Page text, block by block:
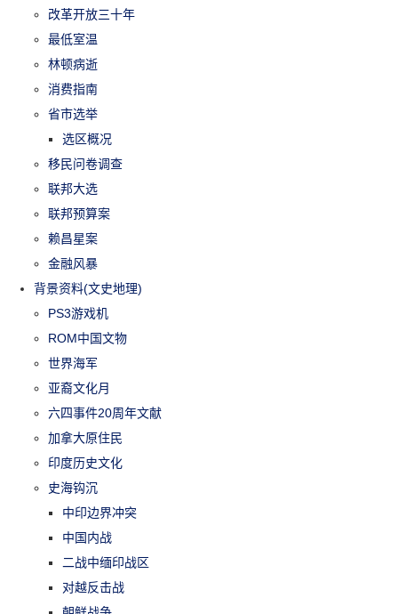
改革开放三十年
最低室温
林顿病逝
消费指南
省市选举
选区概况
移民问卷调查
联邦大选
联邦预算案
赖昌星案
金融风暴
背景资料(文史地理)
PS3游戏机
ROM中国文物
世界海军
亚裔文化月
六四事件20周年文献
加拿大原住民
印度历史文化
史海钩沉
中印边界冲突
中国内战
二战中缅印战区
对越反击战